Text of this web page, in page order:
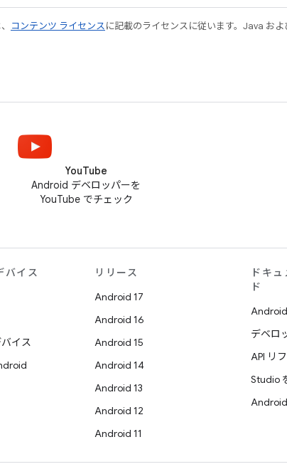
コンテンツ ライセンスに記載のライセンスに従います。Java お
YouTube
Android デベロッパーを
YouTube でチェック
バイス
イス
リリース
Android 17
Android 16
Android 15
Android 14
Android 13
Android 12
Android 11
ドキ
ド
デベロ
API リ
Studio